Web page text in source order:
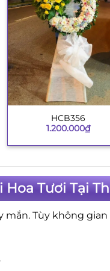
HCB356
1.200.000₫
Tươi Tại
Tùy không